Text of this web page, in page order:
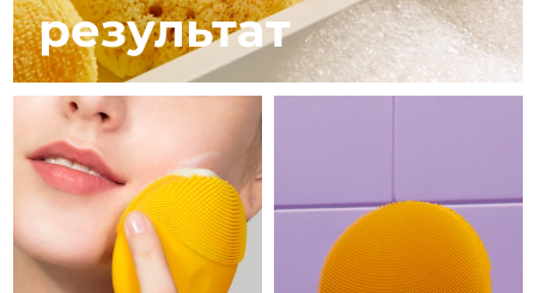
результат
Израиль
Ожидаемая дата доставки
Италия
Япония
Ожидаемая дата доставки
14/8/26
Джерси
Ожидаемая дата доставки
16/8/26